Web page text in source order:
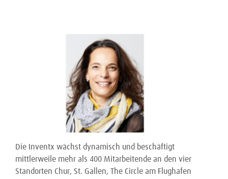
Die Inventx wächst dynamisch und beschäftigt
mittlerweile mehr als 400 Mitarbeitende an den vier
Standorten Chur, St. Gallen, The Circle am Flughafen